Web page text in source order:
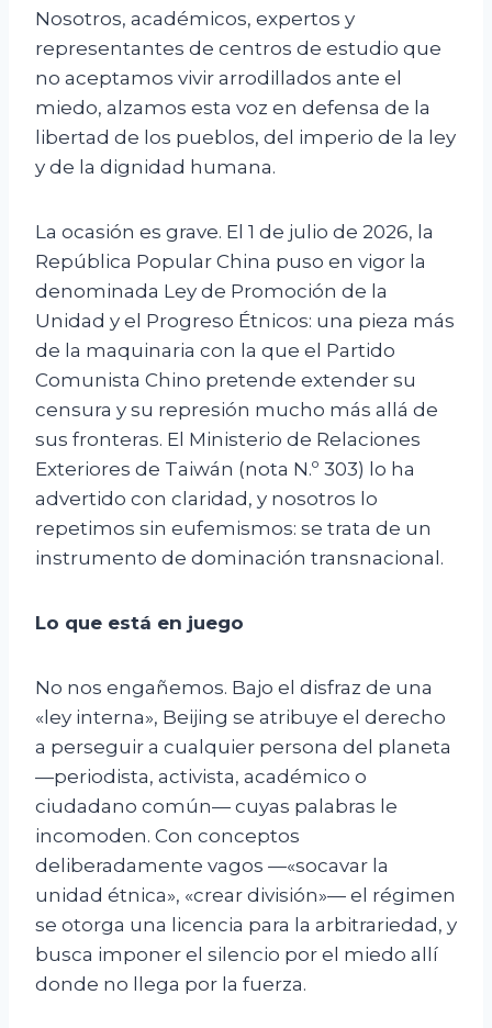
Nosotros, académicos, expertos y
representantes de centros de estudio que
no aceptamos vivir arrodillados ante el
miedo, alzamos esta voz en defensa de la
libertad de los pueblos, del imperio de la ley
y de la dignidad humana.
La ocasión es grave. El 1 de julio de 2026, la
República Popular China puso en vigor la
denominada Ley de Promoción de la
Unidad y el Progreso Étnicos: una pieza más
de la maquinaria con la que el Partido
Comunista Chino pretende extender su
censura y su represión mucho más allá de
sus fronteras. El Ministerio de Relaciones
Exteriores de Taiwán (nota N.º 303) lo ha
advertido con claridad, y nosotros lo
repetimos sin eufemismos: se trata de un
instrumento de dominación transnacional.
Lo que está en juego
No nos engañemos. Bajo el disfraz de una
«ley interna», Beijing se atribuye el derecho
a perseguir a cualquier persona del planeta
—periodista, activista, académico o
ciudadano común— cuyas palabras le
incomoden. Con conceptos
deliberadamente vagos —«socavar la
unidad étnica», «crear división»— el régimen
se otorga una licencia para la arbitrariedad, y
busca imponer el silencio por el miedo allí
donde no llega por la fuerza.